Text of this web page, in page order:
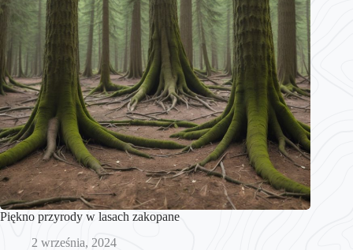
Piękno przyrody w lasach zakopane
2 września, 2024